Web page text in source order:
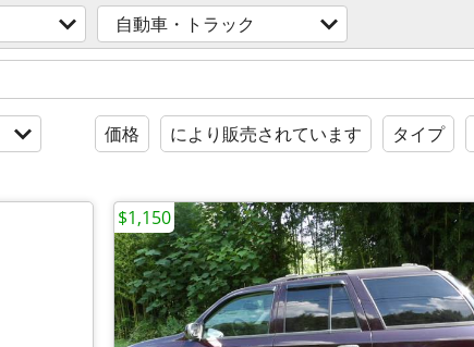
自動車・トラック
価格 により販売されています タイプ
$1,150